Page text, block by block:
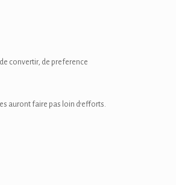
convertir, de preference
auront faire pas loin d’efforts.